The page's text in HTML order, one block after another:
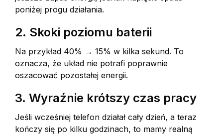
poniżej progu działania.
2. Skoki poziomu baterii
Na przykład 40% → 15% w kilka sekund. To
oznacza, że układ nie potrafi poprawnie
oszacować pozostałej energii.
3. Wyraźnie krótszy czas pracy
Jeśli wcześniej telefon działał cały dzień, a teraz
kończy się po kilku godzinach, to mamy realną